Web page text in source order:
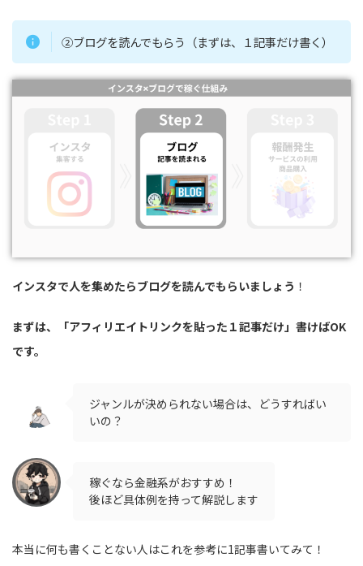
②ブログを読んでもらう（まずは、１記事だけ書く）
インスタで人を集めたらブログを読んでもらいましょう ！
まずは、「アフィリエイトリンクを貼った１記事だけ」書けばOK
です。
ジャンルが決められない場合は、どうすればい
いの？
稼ぐなら金融系がおすすめ！
後ほど具体例を持って解説します
本当に何も書くことない人はこれを参考に1記事書いてみて！